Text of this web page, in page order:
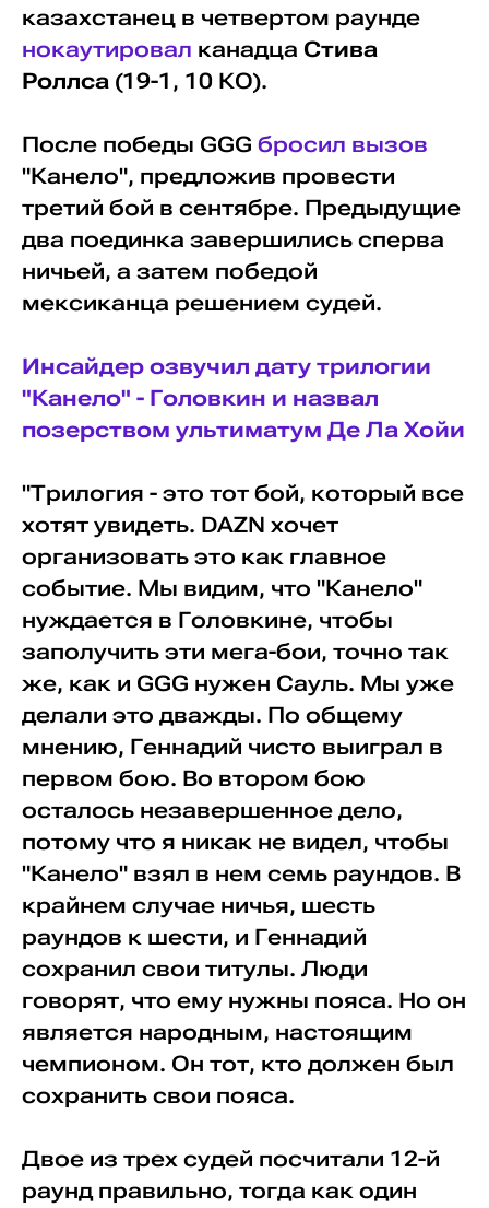
казахстанец в четвертом раунде
нокаутировал канадца Стива
Роллса(19-1, 10 КО).
После победы GGG бросил вызов
"Канело", предложив провести
третий бой в сентябре. Предыдущие
два поединка завершились сперва
ничьей, а затем победой
мексиканца решением судей.
Инсайдер озвучил дату трилогии
"Канело" - Головкин и назвал
позерством ультиматум Де Ла Хойи
"Трилогия - это тот бой, который все
хотят увидеть. DAZN хочет
организовать это как главное
событие. Мы видим, что "Канело"
нуждается в Головкине, чтобы
заполучить эти мега-бои, точно так
же, как и GGG нужен Сауль. Мы уже
делали это дважды. По общему
мнению, Геннадий чисто выиграл в
первом бою. Во втором бою
осталось незавершенное дело,
потому что я никак не видел, чтобы
"Канело" взял в нем семь раундов. В
крайнем случае ничья, шесть
раундов к шести, и Геннадий
сохранил свои титулы. Люди
говорят, что ему нужны пояса. Но он
является народным, настоящим
чемпионом. Он тот, кто должен был
сохранить свои пояса.
Двое из трех судей посчитали 12-й
раунд правильно, тогда как один